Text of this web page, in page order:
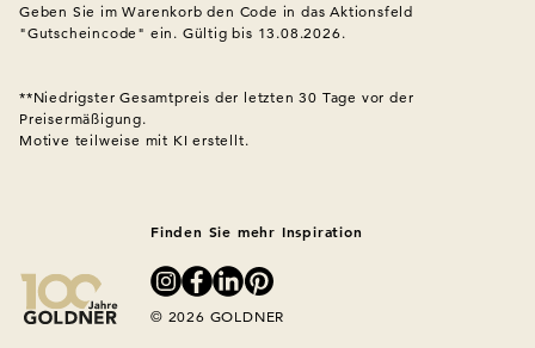
Geben Sie im Warenkorb den Code in das Aktionsfeld
"Gutscheincode" ein. Gültig bis 13.08.2026.
**Niedrigster Gesamtpreis der letzten 30 Tage vor der
Preisermäßigung.
Motive teilweise mit KI erstellt.
Finden Sie mehr Inspiration
© 2026 GOLDNER